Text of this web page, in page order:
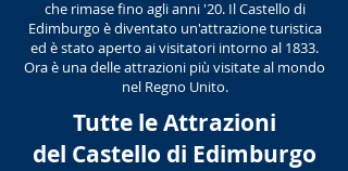
che rimase fino agli anni '20. Il Castello di
Edimburgo è diventato un'attrazione turistica
ed è stato aperto ai visitatori intorno al 1833.
Ora è una delle attrazioni più visitate al mondo
nel Regno Unito.
Tutte le Attrazioni
del Castello di Edimburgo